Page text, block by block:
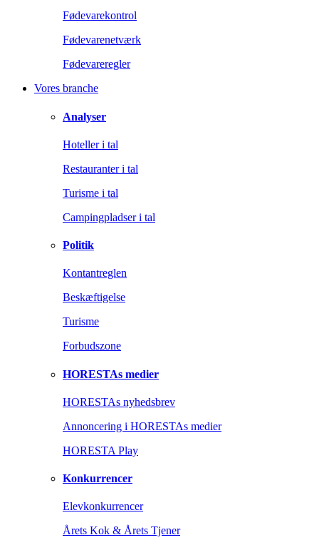
Fødevarekontrol
Fødevarenetværk
Fødevareregler
Vores branche
Analyser
Hoteller i tal
Restauranter i tal
Turisme i tal
Campingpladser i tal
Politik
Kontantreglen
Beskæftigelse
Turisme
Forbudszone
HORESTAs medier
HORESTAs nyhedsbrev
Annoncering i HORESTAs medier
HORESTA Play
Konkurrencer
Elevkonkurrencer
Årets Kok & Årets Tjener